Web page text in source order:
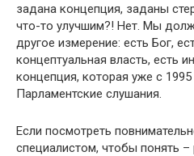
задана концепция, заданы
что-то улучшим?! Нет. Мы
другое измерение: есть Бог,
концептуальная власть, есть
концепция, которая уже с
Парламентские слушания.
Если посмотреть
специалистом, чтобы понять